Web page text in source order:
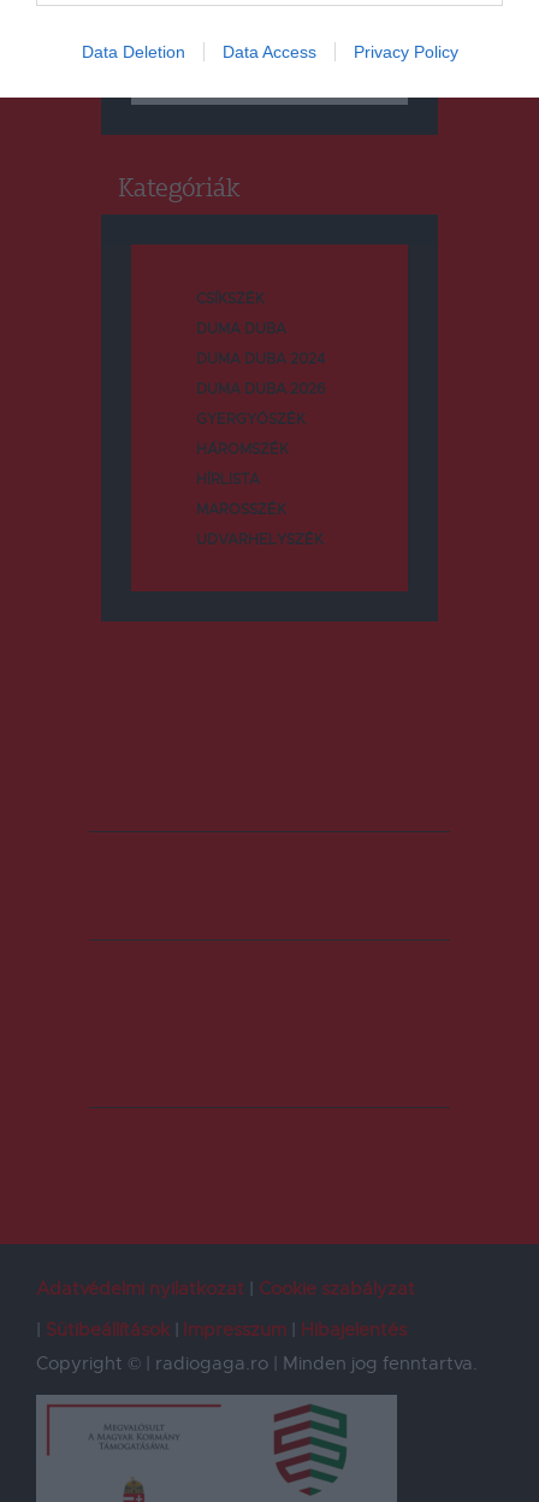
Data Deletion Data Access Privacy Policy
Keresés:
Kategóriák
CSÍKSZÉK
DUMA DUBA
DUMA DUBA 2024
DUMA DUBA 2026
GYERGYÓSZÉK
HÁROMSZÉK
HÍRLISTA
MAROSSZÉK
UDVARHELYSZÉK
Adatvédelmi nyilatkozat
Cookie szabályzat
Sütibeállítások
Impresszum
Hibajelentés
Copyright © | radiogaga.ro | Minden jog fenntartva.